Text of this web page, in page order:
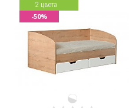
2 цвета
-50%